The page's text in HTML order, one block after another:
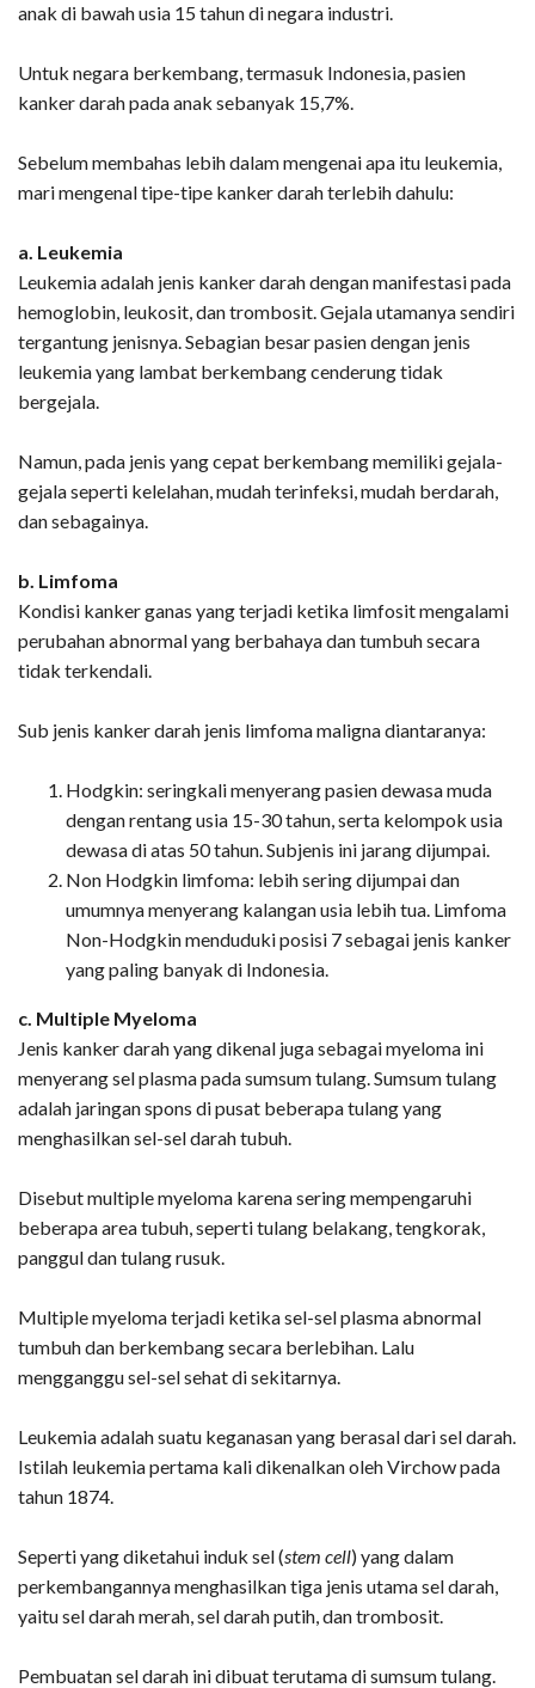
anak di bawah usia 15 tahun di negara industri.
Untuk negara berkembang, termasuk Indonesia, pasien
kanker darah pada anak sebanyak 15,7%.
Sebelum membahas lebih dalam mengenai apa itu leukemia,
mari mengenal tipe-tipe kanker darah terlebih dahulu:
a. Leukemia
Leukemia adalah jenis kanker darah dengan manifestasi pada
hemoglobin, leukosit, dan trombosit. Gejala utamanya sendiri
tergantung jenisnya. Sebagian besar pasien dengan jenis
leukemia yang lambat berkembang cenderung tidak
bergejala.
Namun, pada jenis yang cepat berkembang memiliki gejala-
gejala seperti kelelahan, mudah terinfeksi, mudah berdarah,
dan sebagainya.
b. Limfoma
Kondisi kanker ganas yang terjadi ketika limfosit mengalami
perubahan abnormal yang berbahaya dan tumbuh secara
tidak terkendali.
Sub jenis kanker darah jenis limfoma maligna diantaranya:
Hodgkin: seringkali menyerang pasien dewasa muda
dengan rentang usia 15-30 tahun, serta kelompok usia
dewasa di atas 50 tahun. Subjenis ini jarang dijumpai.
Non Hodgkin limfoma: lebih sering dijumpai dan
umumnya menyerang kalangan usia lebih tua. Limfoma
Non-Hodgkin menduduki posisi 7 sebagai jenis kanker
yang paling banyak di Indonesia.
c. Multiple Myeloma
Jenis kanker darah yang dikenal juga sebagai myeloma ini
menyerang sel plasma pada sumsum tulang. Sumsum tulang
adalah jaringan spons di pusat beberapa tulang yang
menghasilkan sel-sel darah tubuh.
Disebut multiple myeloma karena sering mempengaruhi
beberapa area tubuh, seperti tulang belakang, tengkorak,
panggul dan tulang rusuk.
Multiple myeloma terjadi ketika sel-sel plasma abnormal
tumbuh dan berkembang secara berlebihan. Lalu
mengganggu sel-sel sehat di sekitarnya.
Leukemia adalah suatu keganasan yang berasal dari sel darah.
Istilah leukemia pertama kali dikenalkan oleh Virchow pada
tahun 1874.
Seperti yang diketahui induk sel (stem cell) yang dalam
perkembangannya menghasilkan tiga jenis utama sel darah,
yaitu sel darah merah, sel darah putih, dan trombosit.
Pembuatan sel darah ini dibuat terutama di sumsum tulang.